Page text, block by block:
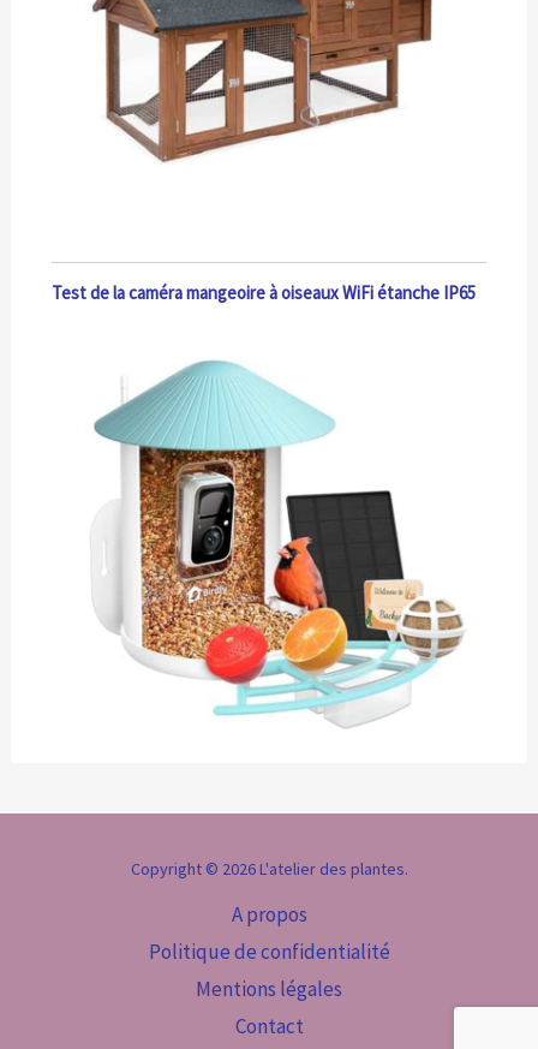
Test de la caméra mangeoire à oiseaux WiFi étanche IP65
Copyright © 2026 L'atelier des plantes.
A propos
Politique de confidentialité
Mentions légales
Contact